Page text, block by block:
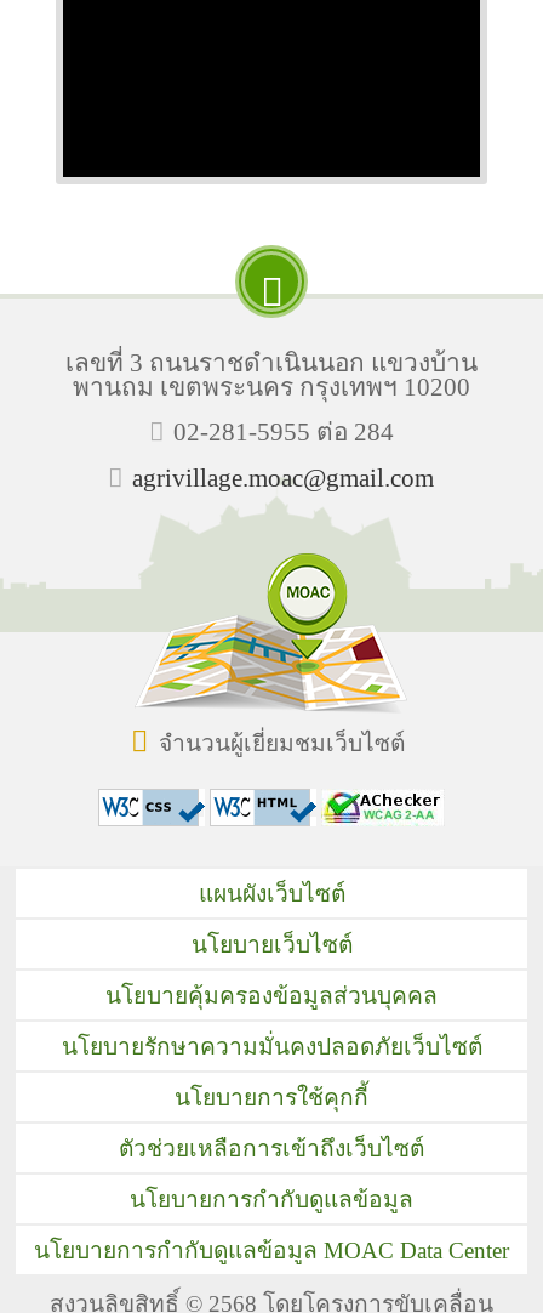
เลขที่ 3 ถนนราชดำเนินนอก แขวงบ้าน
พานถม เขตพระนคร กรุงเทพฯ 10200
02-281-5955 ต่อ 284
agrivillage.moac@gmail.com
จำนวนผู้เยี่ยมชมเว็บไซต์
สงวนลิขสิทธิ์ © 2568 โดยโครงการขับเคลื่อน
แผนผังเว็บไซต์
นโยบายเว็บไซต์
นโยบายคุ้มครองข้อมูลส่วนบุคคล
นโยบายรักษาความมั่นคงปลอดภัยเว็บไซต์
นโยบายการใช้คุกกี้
ตัวช่วยเหลือการเข้าถึงเว็บไซต์
นโยบายการกำกับดูแลข้อมูล
นโยบายการกำกับดูแลข้อมูล MOAC Data Center